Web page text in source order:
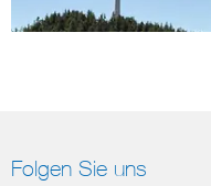
Folgen Sie uns